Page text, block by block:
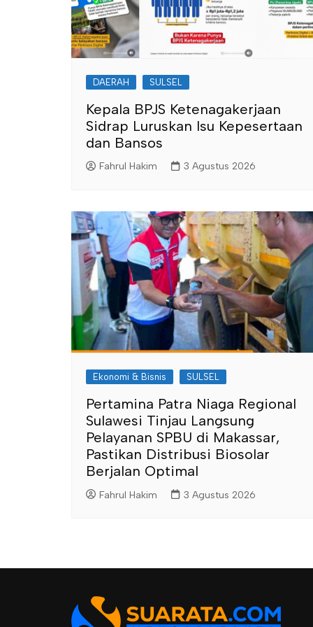
DAERAH SULSEL
Kepala BPJS Ketenagakerjaan
Sidrap Luruskan Isu Kepesertaan
dan Bansos
Fahrul Hakim 3 Agustus 2026
Ekonomi & Bisnis SULSEL
Pertamina Patra Niaga Regional
Sulawesi Tinjau Langsung
Pelayanan SPBU di Makassar,
Pastikan Distribusi Biosolar
Berjalan Optimal
Fahrul Hakim 3 Agustus 2026